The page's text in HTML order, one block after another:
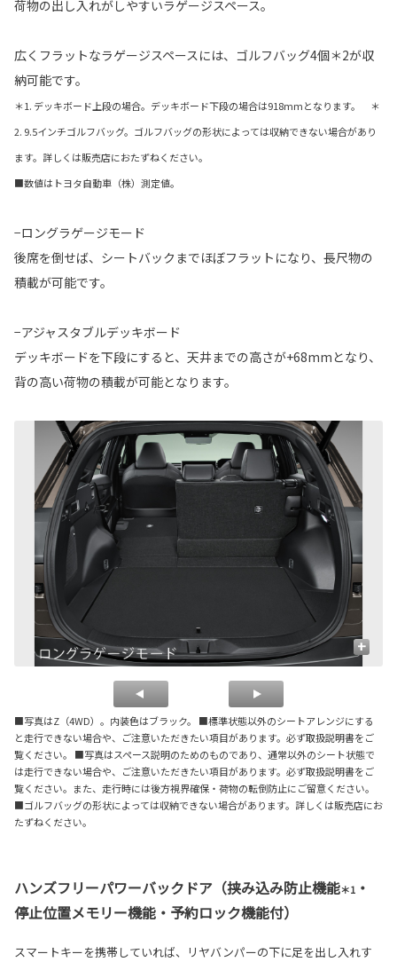
荷物の出し入れがしやすいラゲージスペース。
広くフラットなラゲージスペースには、ゴルフバッグ4個＊2が収
納可能です。
＊1. デッキボード上段の場合。デッキボード下段の場合は918mmとなります。 ＊
2. 9.5インチゴルフバッグ。ゴルフバッグの形状によっては収納できない場合があり
ます。詳しくは販売店におたずねください。
■数値はトヨタ自動車（株）測定値。
−ロングラゲージモード
後席を倒せば、シートバックまでほぼフラットになり、長尺物の
積載が可能です。
−アジャスタブルデッキボード
デッキボードを下段にすると、天井までの高さが+68mmとなり、
背の高い荷物の積載が可能となります。
+
■写真はZ（4WD）。内装色はブラック。 ■標準状態以外のシートアレンジにする
と走行できない場合や、ご注意いただきたい項目があります。必ず取扱説明書をご
覧ください。 ■写真はスペース説明のためのものであり、通常以外のシート状態で
は走行できない場合や、ご注意いただきたい項目があります。必ず取扱説明書をご
覧ください。また、走行時には後方視界確保・荷物の転倒防止にご留意ください。
■ゴルフバッグの形状によっては収納できない場合があります。詳しくは販売店にお
たずねください。
ハンズフリーパワーバックドア（挟み込み防止機能＊1 ・
停止位置メモリー機能・予約ロック機能付）
スマートキーを携帯していれば、リヤバンパーの下に足を出し入れす